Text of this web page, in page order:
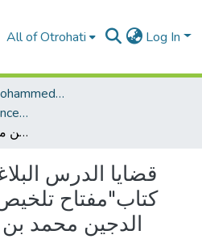
All of Otrohati Log In
Université Sidi Mohammed Ben Abdellah - Fès
CEDoc en Lettres, Sciences Humaines, Arts et Sciences de l’Education (CED - LSHASE)
قضايا الدرس البلاغي ومصطلحه في كتاب"مفتاح تلخيص المفتاح" لشمس الدجين محمد بن المظفر الخلخالي
قضايا الدرس
كتاب"مفتاح
الدجين محمد